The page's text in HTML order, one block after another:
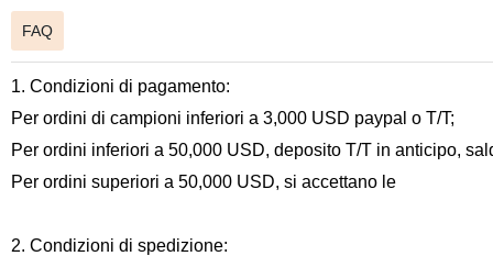
FAQ
1. Condizioni di pagamento:
Per ordini di campioni inferiori a 3,000 USD paypal o T/T;
Per ordini inferiori a 50,000 USD, deposito T/T in anticipo,
Per ordini superiori a 50,000 USD, si accettano le
2. Condizioni di spedizione: